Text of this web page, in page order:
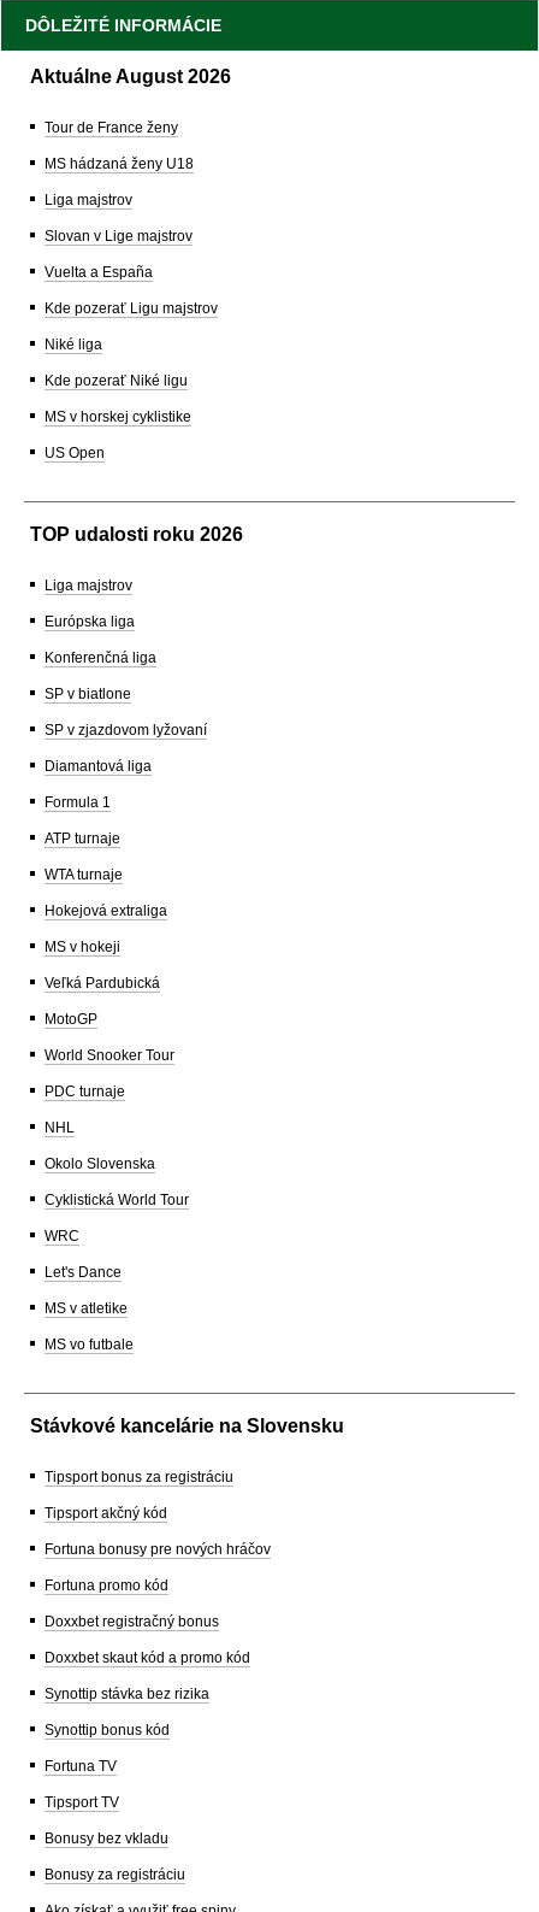
DÔLEŽITÉ INFORMÁCIE
Aktuálne August 2026
Tour de France ženy
MS hádzaná ženy U18
Liga majstrov
Slovan v Lige majstrov
Vuelta a España
Kde pozerať Ligu majstrov
Niké liga
Kde pozerať Niké ligu
MS v horskej cyklistike
US Open
TOP udalosti roku 2026
Liga majstrov
Európska liga
Konferenčná liga
SP v biatlone
SP v zjazdovom lyžovaní
Diamantová liga
Formula 1
ATP turnaje
WTA turnaje
Hokejová extraliga
MS v hokeji
Veľká Pardubická
MotoGP
World Snooker Tour
PDC turnaje
NHL
Okolo Slovenska
Cyklistická World Tour
WRC
Let's Dance
MS v atletike
MS vo futbale
Stávkové kancelárie na Slovensku
Tipsport bonus za registráciu
Tipsport akčný kód
Fortuna bonusy pre nových hráčov
Fortuna promo kód
Doxxbet registračný bonus
Doxxbet skaut kód a promo kód
Synottip stávka bez rizika
Synottip bonus kód
Fortuna TV
Tipsport TV
Bonusy bez vkladu
Bonusy za registráciu